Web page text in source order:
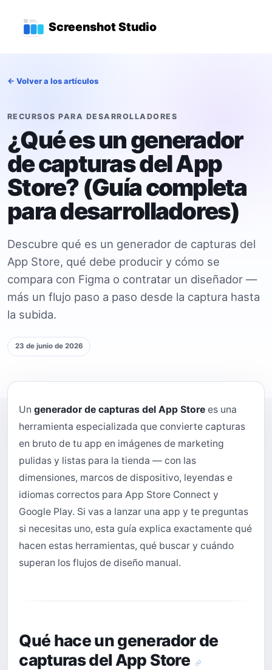
Screenshot Studio
Menú de navegación
← Volver a los artículos
RECURSOS PARA DESARROLLADORES
¿Qué es un generador
de capturas del App
Store? (Guía completa
para desarrolladores)
Descubre qué es un generador de capturas del
App Store, qué debe producir y cómo se
compara con Figma o contratar un diseñador —
más un flujo paso a paso desde la captura hasta
la subida.
23 de junio de 2026
Ungenerador de capturas del App Store es una
herramienta especializada que convierte capturas
en bruto de tu app en imágenes de marketing
pulidas y listas para la tienda — con las
dimensiones, marcos de dispositivo, leyendas e
idiomas correctos para App Store Connect y
Google Play. Si vas a lanzar una app y te preguntas
si necesitas uno, esta guía explica exactamente qué
hacen estas herramientas, qué buscar y cuándo
superan los flujos de diseño manual.
Qué hace un generador de
capturas del App Store